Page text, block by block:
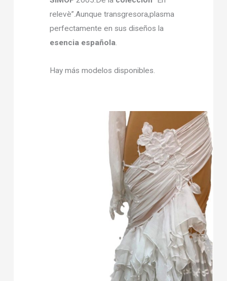
relevè”.Aunque transgresora,plasma
perfectamente en sus diseños la
esencia española.
Hay más modelos disponibles.